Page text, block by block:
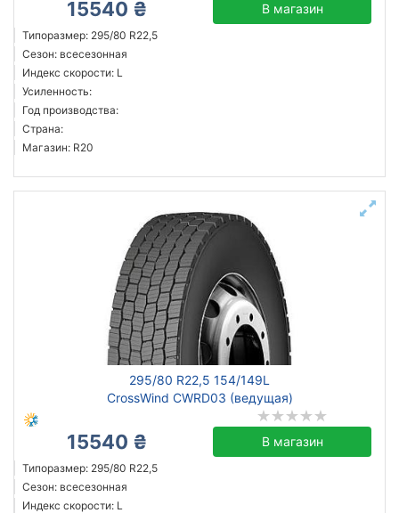
15540 ₴ В магазин
Типоразмер: 295/80 R22,5
Сезон: всесезонная
Индекс скорости: L
Усиленность:
Год производства:
Страна:
Магазин: R20
295/80 R22,5 154/149L
CrossWind CWRD03 (ведущая)
15540 ₴ В магазин
Типоразмер: 295/80 R22,5
Сезон: всесезонная
Индекс скорости: L